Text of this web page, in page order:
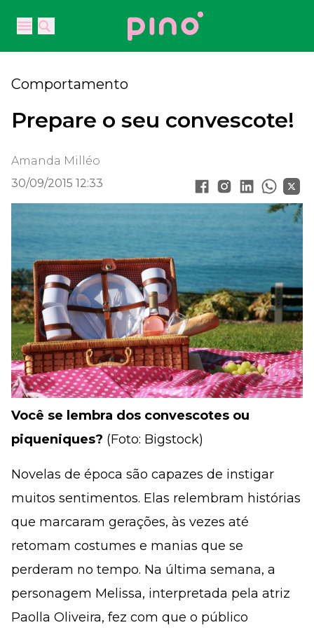
Open main menu
Open main menu
Your Company
Comportamento
Prepare o seu convescote!
Amanda Milléo
30/09/2015 12:33
Você se lembra dos convescotes ou
piqueniques? (Foto: Bigstock)
Novelas de época são capazes de instigar
muitos sentimentos. Elas relembram histórias
que marcaram gerações, às vezes até
retomam costumes e manias que se
perderam no tempo. Na última semana, a
personagem Melissa, interpretada pela atriz
Paolla Oliveira, fez com que o público